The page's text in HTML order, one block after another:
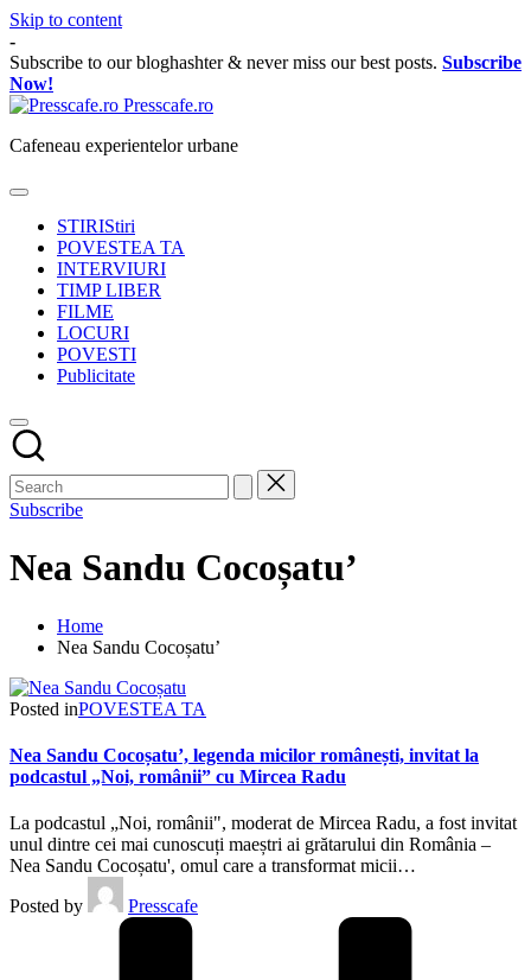
Skip to content
-
Subscribe to our bloghashter & never miss our best posts. Subscribe
Now!
Presscafe.ro
Cafeneau experientelor urbane
STIRIStiri
POVESTEA TA
INTERVIURI
TIMP LIBER
FILME
LOCURI
POVESTI
Publicitate
Subscribe
Nea Sandu Cocoșatu’
Home
Nea Sandu Cocoșatu’
Posted inPOVESTEA TA
Nea Sandu Cocoșatu’, legenda micilor românești, invitat la
podcastul „Noi, românii” cu Mircea Radu
La podcastul „Noi, românii", moderat de Mircea Radu, a fost invitat
unul dintre cei mai cunoscuți maeștri ai grătarului din România –
Nea Sandu Cocoșatu', omul care a transformat micii…
Posted by
Presscafe